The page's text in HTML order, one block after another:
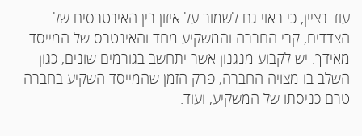
עוד נציין, כי ראוי גם לשמור על איזון בין האינטרסים של
הצדדים, קרי החברה והמשקיע מחד והאינטרס של המייסד
מאידך. יש לקבוע מנגנון אשר יתחשב בגורמים שונים, כגון
השלב בו מצויה החברה, פרק הזמן שהמייסד השקיע בחברה
טרם כניסתו של המשקיע, ועוד.